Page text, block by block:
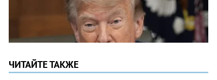
ЧИТАЙТЕ ТАКЖЕ